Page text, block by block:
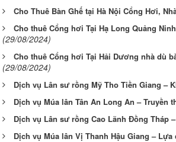
Cho Thuê Bàn Ghế tại Hà Nội Cổng Hơi,
Cho thuê Cổng hơi Tại Hạ Long Quảng
(29/08/2024)
Cho thuê Cổng hơi Tại Hải Dương nhà dù
(29/08/2024)
Dịch vụ Lân sư rồng Mỹ Tho Tiền Giang –
Dịch vụ Múa lân Tân An Long An – Truyền
Dịch vụ Lân sư rồng Cao Lãnh Đồng Tháp
Dịch vụ Múa lân Vị Thanh Hậu Giang – Lựa